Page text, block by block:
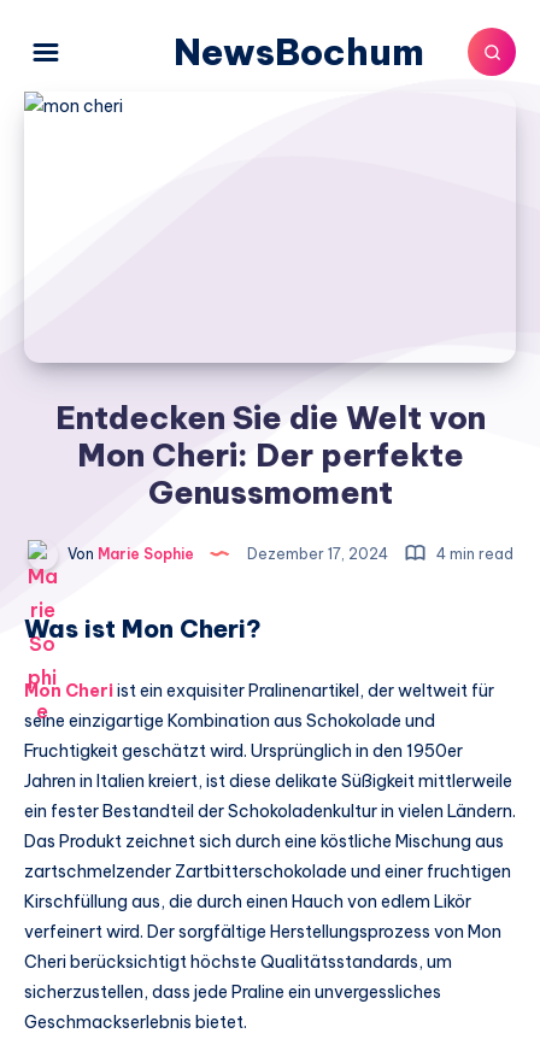
NewsBochum
Entdecken Sie die Welt von
Mon Cheri: Der perfekte
Genussmoment
Von Marie Sophie Dezember 17, 2024 4 min read
Was ist Mon Cheri?
Mon Cheriist ein exquisiter Pralinenartikel, der weltweit für
seine einzigartige Kombination aus Schokolade und
Fruchtigkeit geschätzt wird. Ursprünglich in den 1950er
Jahren in Italien kreiert, ist diese delikate Süßigkeit mittlerweile
ein fester Bestandteil der Schokoladenkultur in vielen Ländern.
Das Produkt zeichnet sich durch eine köstliche Mischung aus
zartschmelzender Zartbitterschokolade und einer fruchtigen
Kirschfüllung aus, die durch einen Hauch von edlem Likör
verfeinert wird. Der sorgfältige Herstellungsprozess von Mon
Cheri berücksichtigt höchste Qualitätsstandards, um
sicherzustellen, dass jede Praline ein unvergessliches
Geschmackserlebnis bietet.